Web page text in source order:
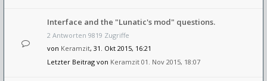
Interface and the "Lunatic's mod" questions.
2 Antworten 9819 Zugriffe
von Keramzit, 31. Okt 2015, 16:21
Letzter Beitrag von Keramzit 01. Nov 2015, 18:07